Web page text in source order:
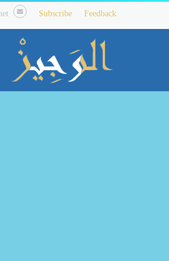
Feedback
Subscribe